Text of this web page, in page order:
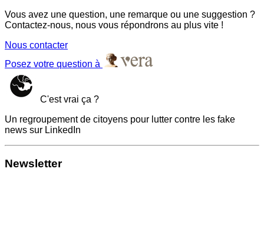
Vous avez une question, une remarque ou une suggestion ?
Contactez-nous, nous vous répondrons au plus vite !
Nous contacter
Posez votre question à
C'est vrai ça ?
Un regroupement de citoyens pour lutter contre les fake
news sur LinkedIn
Newsletter